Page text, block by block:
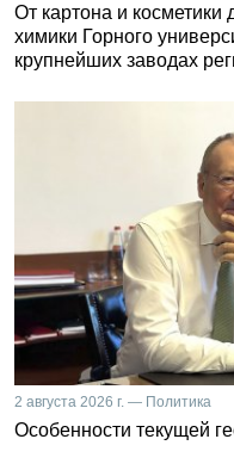
От картона и косметики
химики Горного
крупнейших заводах
2 августа 2026 г. — Политика
Особенности текущей